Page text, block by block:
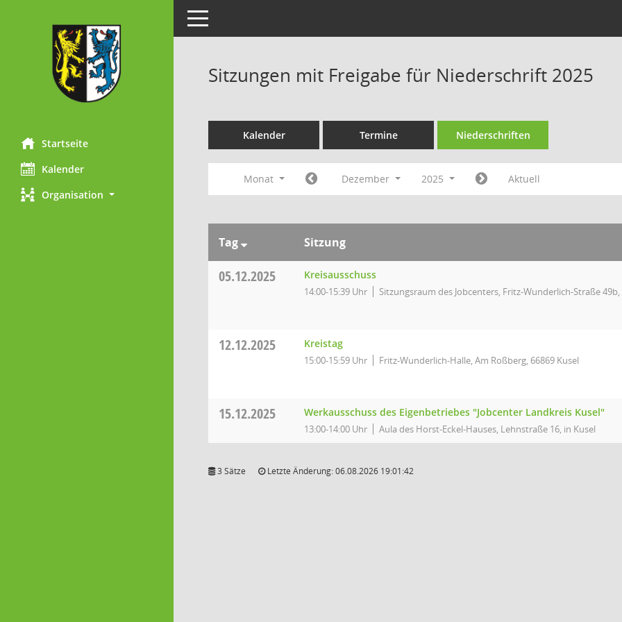
Startseite
Kalender
Organisation
Toggle navigation
Sitzungen mit Freigabe für Niederschrift 2025
Kalender Termine Niederschriften
Monat Dezember 2025 Aktuell
Tag Sitzung
05.12.2025 Kreisausschuss
14:00-15:39 Uhr Sitzungsraum des Jobcenters, Fritz-Wunderlich-Straße 49b,
12.12.2025 Kreistag
15:00-15:59 Uhr Fritz-Wunderlich-Halle, Am Roßberg, 66869 Kusel
15.12.2025 Werkausschuss des Eigenbetriebes "Jobcenter Landkreis Kusel"
13:00-14:00 Uhr Aula des Horst-Eckel-Hauses, Lehnstraße 16, in Kusel
3 Sätze Letzte Änderung: 06.08.2026 19:01:42